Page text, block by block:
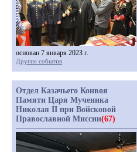
основан 7 января 2023 г.
Другие события
Отдел Казачьего Конвоя
Памяти Царя Мученика
Николая II при Войсковой
Православной Миссии(67)